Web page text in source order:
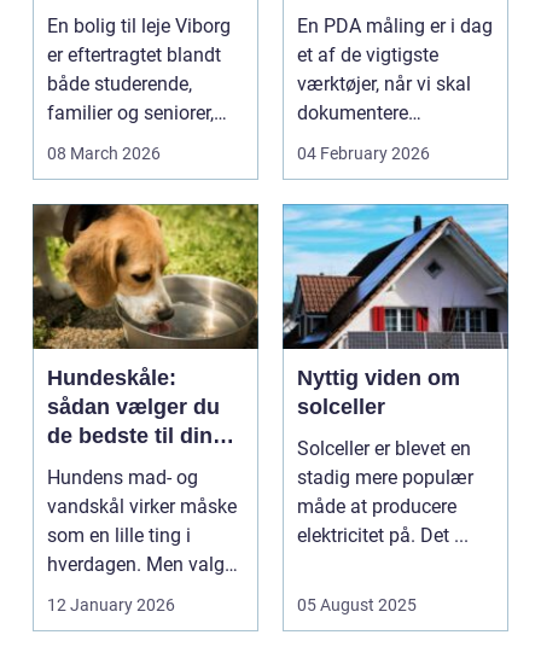
lejlighed
En bolig til leje Viborg
er eftertragtet blandt
både studerende,
familier og seniorer,
fordi b...
08 March 2026
dokumenteret
bæreevne
En PDA måling er i dag
et af de vigtigste
værktøjer, når vi skal
dokumentere
bæreevnen af pæle til
04 February 2026
Hundeskåle:
sådan vælger du
de bedste til din
hund
Hundens mad- og
vandskål virker måske
som en lille ting i
hverdagen. Men valg
af sk&arin...
12 January 2026
Nyttig viden om
solceller
Solceller er blevet en
stadig mere populær
måde at producere
elektricitet på. Det ...
05 August 2025